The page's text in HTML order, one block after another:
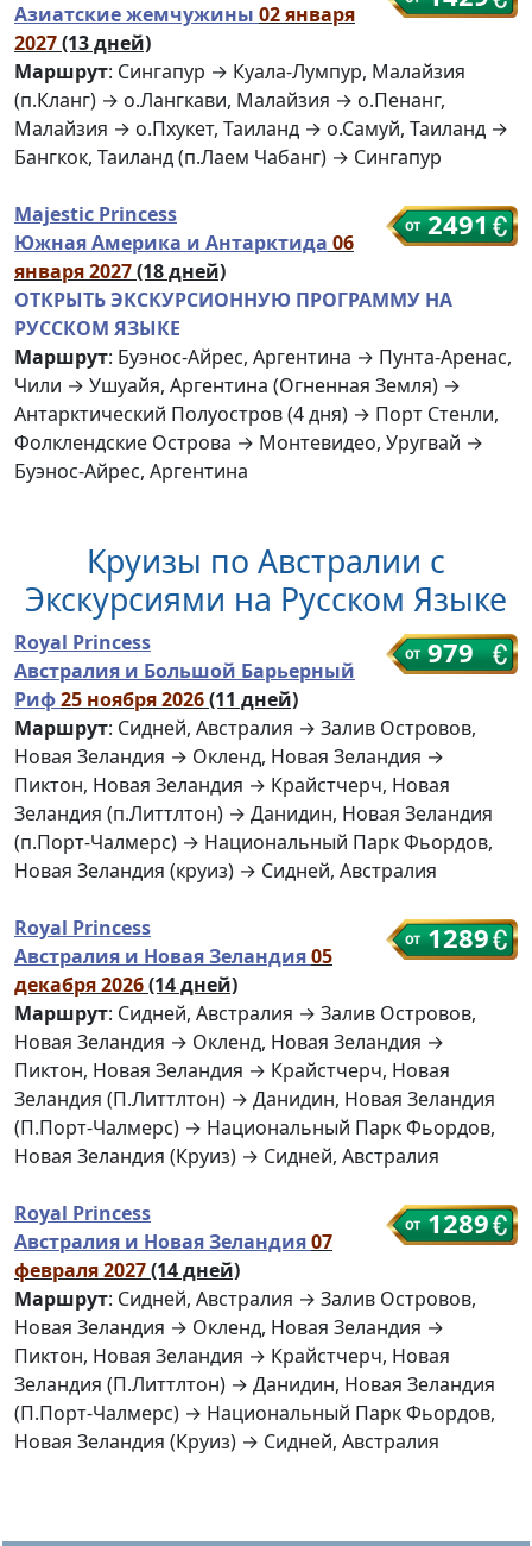
Азиатские жемчужины 02 января
2027(13 дней)
Маршрут: Сингапур → Куала-Лумпур, Малайзия
(п.Кланг) → о.Лангкави, Малайзия → о.Пенанг,
Малайзия → о.Пхукет, Таиланд → о.Самуй, Таиланд →
Бангкок, Таиланд (п.Лаем Чабанг) → Сингапур
2491
Majestic Princess
Южная Америка и Антарктида 06
января 2027(18 дней)
ОТКРЫТЬ ЭКСКУРСИОННУЮ ПРОГРАММУ НА
РУССКОМ ЯЗЫКЕ
Маршрут: Буэнос-Айрес, Аргентина → Пунта-Аренас,
Чили → Ушуайя, Аргентина (Огненная Земля) →
Антарктический Полуостров (4 дня) → Порт Стенли,
Фолклендские Острова → Монтевидео, Уругвай →
Буэнос-Айрес, Аргентина
Круизы по Австралии с
Экскурсиями на Русском Языке
979
Royal Princess
Австралия и Большой Барьерный
Риф25 ноября 2026(11 дней)
Маршрут: Сидней, Австралия → Залив Островов,
Новая Зеландия → Окленд, Новая Зеландия →
Пиктон, Новая Зеландия → Крайстчерч, Новая
Зеландия (п.Литтлтон) → Данидин, Новая Зеландия
(п.Порт-Чалмерс) → Национальный Парк Фьордов,
Новая Зеландия (круиз) → Сидней, Австралия
1289
Royal Princess
Австралия и Новая Зеландия05
декабря 2026(14 дней)
Маршрут: Сидней, Австралия → Залив Островов,
Новая Зеландия → Окленд, Новая Зеландия →
Пиктон, Новая Зеландия → Крайстчерч, Новая
Зеландия (П.Литтлтон) → Данидин, Новая Зеландия
(П.Порт-Чалмерс) → Национальный Парк Фьордов,
Новая Зеландия (Круиз) → Сидней, Австралия
1289
Royal Princess
Австралия и Новая Зеландия07
февраля 2027(14 дней)
Маршрут: Сидней, Австралия → Залив Островов,
Новая Зеландия → Окленд, Новая Зеландия →
Пиктон, Новая Зеландия → Крайстчерч, Новая
Зеландия (П.Литтлтон) → Данидин, Новая Зеландия
(П.Порт-Чалмерс) → Национальный Парк Фьордов,
Новая Зеландия (Круиз) → Сидней, Австралия